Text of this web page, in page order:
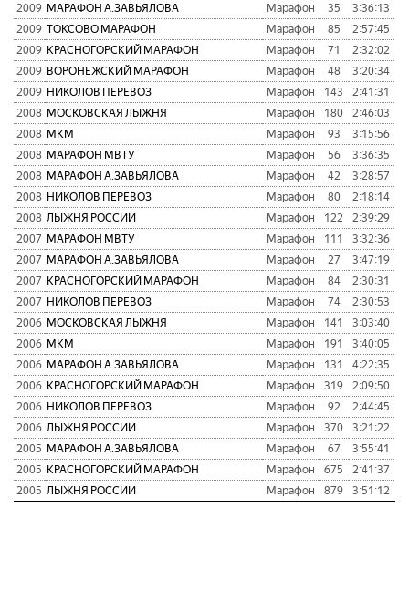
2009 МАРАФОН А.ЗАВЬЯЛОВА Марафон 35
3:36:13
2009 ТОКСОВО МАРАФОН Марафон 85
2:57:45
2009 КРАСНОГОРСКИЙ МАРАФОН Марафон 71
2:32:02
2009 ВОРОНЕЖСКИЙ МАРАФОН Марафон 48
3:20:34
2009 НИКОЛОВ ПЕРЕВОЗ Марафон 143
2:41:31
2008 МОСКОВСКАЯ ЛЫЖНЯ Марафон 180
2:46:03
2008 МКМ Марафон 93
3:15:56
2008 МАРАФОН МВТУ Марафон 56
3:36:35
2008 МАРАФОН А.ЗАВЬЯЛОВА Марафон 42
3:28:57
2008 НИКОЛОВ ПЕРЕВОЗ Марафон 80
2:18:14
2008 ЛЫЖНЯ РОССИИ Марафон 122
2:39:29
2007 МАРАФОН МВТУ Марафон 111
3:32:36
2007 МАРАФОН А.ЗАВЬЯЛОВА Марафон 27
3:47:19
2007 КРАСНОГОРСКИЙ МАРАФОН Марафон 84
2:30:31
2007 НИКОЛОВ ПЕРЕВОЗ Марафон 74
2:30:53
2006 МОСКОВСКАЯ ЛЫЖНЯ Марафон 141
3:03:40
2006 МКМ Марафон 191
3:40:05
2006 МАРАФОН А.ЗАВЬЯЛОВА Марафон 131
4:22:35
2006 КРАСНОГОРСКИЙ МАРАФОН Марафон 319
2:09:50
2006 НИКОЛОВ ПЕРЕВОЗ Марафон 92
2:44:45
2006 ЛЫЖНЯ РОССИИ Марафон 370
3:21:22
2005 МАРАФОН А.ЗАВЬЯЛОВА Марафон 67
3:55:41
2005 КРАСНОГОРСКИЙ МАРАФОН Марафон 675
2:41:37
2005 ЛЫЖНЯ РОССИИ Марафон 879 3:51:12